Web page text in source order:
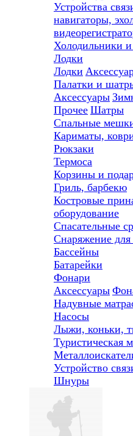
Устройства
навигаторы,
Холодильники
Лодки
Лодки
Палатки и
Аксессуары
Прочее Шатры
Спальные
Кариматы,
Рюкзаки
Термоса
Корзины и
Гриль, барбекю
Костровые
оборудование
Спасательные
Снаряжение для
Бассейны
Батарейки
Фонари
Аксессуары
Надувные
Насосы
Лыжи, коньки,
Туристическая
Устройство
Шнуры